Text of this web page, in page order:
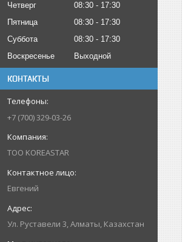
Четверг
08:30
17:30
Пятница
08:30
17:30
Суббота
08:30
17:30
Воскресенье
Выходной
КОНТАКТЫ
+7 (700) 329-03-26
ТОО KOREASTAR
Евгений
Ул. Руставели 3, Алматы, Казахстан